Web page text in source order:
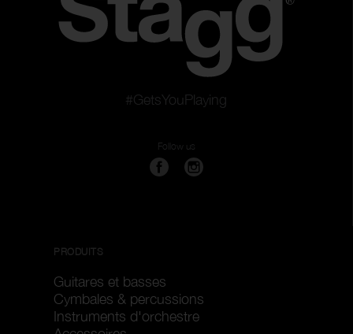
#GetsYouPlaying
Follow us
PRODUITS
Guitares et basses
Cymbales & percussions
Instruments d'orchestre